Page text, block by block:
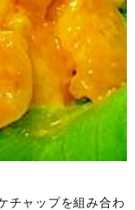
チャップを組み合わ